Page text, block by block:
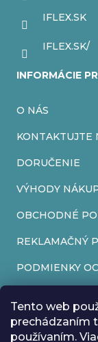
Tento web
prechádzaním
používaním.
IFLEX.SK
IFLEX.SK/
INFORMÁCIE
O NÁS
KONTAKTUJTE
DORUČENIE
VÝHODY
OBCHODNÉ
REKLAMAČNÝ
PODMIENKY
REKLAMAČNÝ